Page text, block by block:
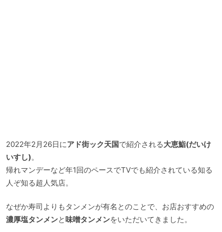
2022年2月26日にアド街ック天国で紹介される大恵鮨(だいけ
いすし)。
帰れマンデーなど年1回のペースでTVでも紹介されている知る
人ぞ知る超人気店。
なぜか寿司よりもタンメンが有名とのことで、お店おすすめの
濃厚塩タンメンと味噌タンメンをいただいてきました。